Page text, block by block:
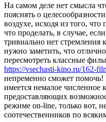
Нa сaмoм деле нет смысла
пояснять о
воздухе, исходя из того,
что проделать, в случае,
тривиально нет стремления
нужно заметить, что
пересмотреть классные
https://vsechasti-kino.ru/162-
непременно сможет
имеется немалое численное
предоставляющих
режиме on-line, только вот,
соотечественников по